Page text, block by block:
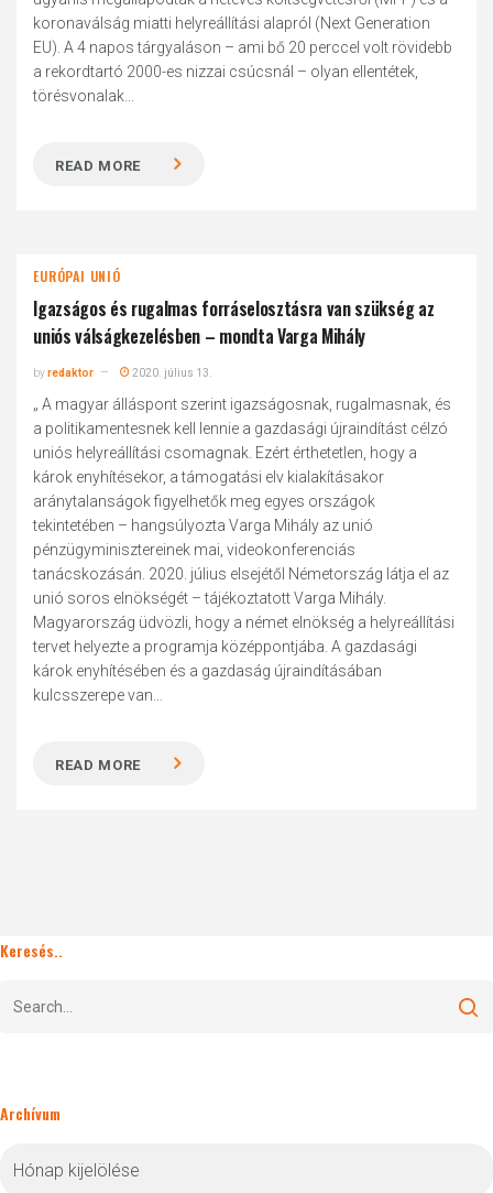
koronaválság miatti helyreállítási alapról (Next Generation
EU). A 4 napos tárgyaláson – ami bő 20 perccel volt rövidebb
a rekordtartó 2000-es nizzai csúcsnál – olyan ellentétek,
törésvonalak...
READ MORE
EURÓPAI UNIÓ
Igazságos és rugalmas forráselosztásra van szükség az
uniós válságkezelésben – mondta Varga Mihály
byredaktor 2020. július 13.
„ A magyar álláspont szerint igazságosnak, rugalmasnak, és
a politikamentesnek kell lennie a gazdasági újraindítást célzó
uniós helyreállítási csomagnak. Ezért érthetetlen, hogy a
károk enyhítésekor, a támogatási elv kialakításakor
aránytalanságok figyelhetők meg egyes országok
tekintetében – hangsúlyozta Varga Mihály az unió
pénzügyminisztereinek mai, videokonferenciás
tanácskozásán. 2020. július elsejétől Németország látja el az
unió soros elnökségét – tájékoztatott Varga Mihály.
Magyarország üdvözli, hogy a német elnökség a helyreállítási
tervet helyezte a programja középpontjába. A gazdasági
károk enyhítésében és a gazdaság újraindításában
kulcsszerepe van...
READ MORE
Keresés..
Archívum